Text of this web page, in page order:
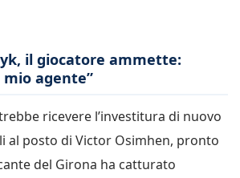
il giocatore ammette:
agente”
ricevere l’investitura di nuovo
al posto di Victor Osimhen, pronto
del Girona ha catturato